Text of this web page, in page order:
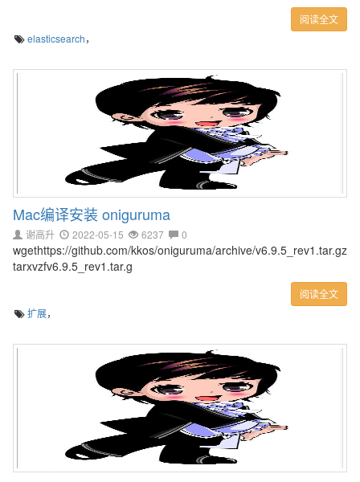
阅读全文
elasticsearch，
Mac编译安装 oniguruma
谢高升 2022-05-15 6237 0
wgethttps://github.com/kkos/oniguruma/archive/v6.9.5_rev1.tar.gz
tarxvzfv6.9.5_rev1.tar.g
阅读全文
扩展，